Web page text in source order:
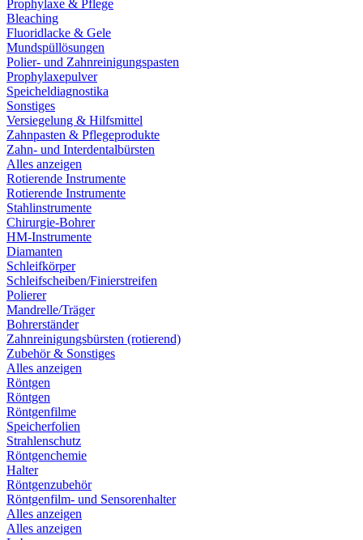
Prophylaxe & Pflege
Bleaching
Fluoridlacke & Gele
Mundspüllösungen
Polier- und Zahnreinigungspasten
Prophylaxepulver
Speicheldiagnostika
Sonstiges
Versiegelung & Hilfsmittel
Zahnpasten & Pflegeprodukte
Zahn- und Interdentalbürsten
Alles anzeigen
Rotierende Instrumente
Rotierende Instrumente
Stahlinstrumente
Chirurgie-Bohrer
HM-Instrumente
Diamanten
Schleifkörper
Schleifscheiben/Finierstreifen
Polierer
Mandrelle/Träger
Bohrerständer
Zahnreinigungsbürsten (rotierend)
Zubehör & Sonstiges
Alles anzeigen
Röntgen
Röntgen
Röntgenfilme
Speicherfolien
Strahlenschutz
Röntgenchemie
Halter
Röntgenzubehör
Röntgenfilm- und Sensorenhalter
Alles anzeigen
Alles anzeigen